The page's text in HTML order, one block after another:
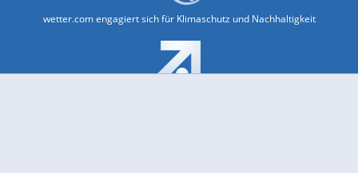
wetter.com engagiert sich für Klimaschutz und Nachhaltigkeit